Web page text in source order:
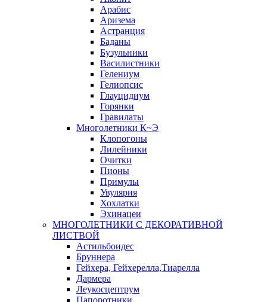
Арабис
Аризема
Астранция
Баданы
Бузульники
Василистники
Гелениум
Гелиопсис
Глауцидиум
Горянки
Гравилаты
Многолетники К~Э
Клопогоны
Лилейники
Очитки
Пионы
Примулы
Увулярия
Хохлатки
Эхинацеи
МНОГОЛЕТНИКИ С ДЕКОРАТИВНОЙ
ЛИСТВОЙ
Астильбоидес
Бруннера
Гейхера, Гейхерелла,Тиарелла
Дармера
Леукосцептрум
Папоротники